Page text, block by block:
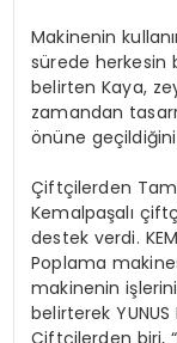
Makinenin
sürede herkesin
belirten Kaya,
zamandan
önüne
Çiftçilerden
Kemalpaşalı
destek verdi.
Poplama
makinenin işlerini
belirterek
Çiftçilerden biri,